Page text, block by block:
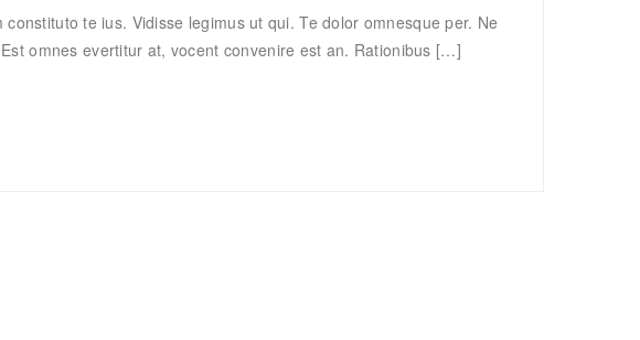
te ius. Vidisse legimus ut qui. Te dolor omnesque per. Ne
omnes evertitur at, vocent convenire est an. Rationibus […]